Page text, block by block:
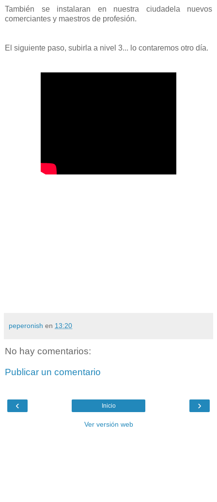
También se instalaran en nuestra ciudadela nuevos
comerciantes y maestros de profesión.
El siguiente paso, subirla a nivel 3... lo contaremos otro día.
peperonish en 13:20
No hay comentarios:
Publicar un comentario
‹ ›
Inicio
Ver versión web